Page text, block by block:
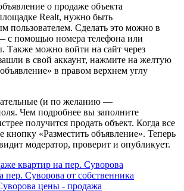
о продаже объекта
Realt, нужно быть
пользователем. Сделать это можно в
с помощью номера телефона или
Также можно войти на сайт через
в свой аккаунт, нажмите на желтую
в правом верхнем углу
(и по желанию —
Чем подробнее вы заполните
получится продать объект. Когда все
кнопку «Разместить объявление». Теперь
модератор, проверит и опубликует.
квартир на пер. Суворова
пер. Суворова от собственника
цены - продажа